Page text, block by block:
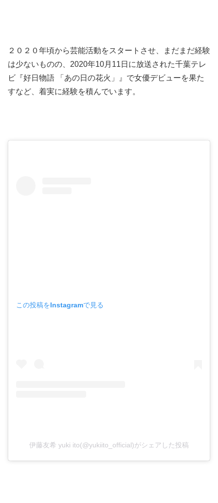
２０２０年頃から芸能活動をスタートさせ、まだまだ経験
は少ないものの、2020年10月11日に放送された千葉テレ
ビ『好日物語 「あの日の花火」』で女優デビューを果た
すなど、着実に経験を積んでいます。
この投稿をInstagramで見る
伊藤友希 yuki ito(@yukiito_official)がシェアした投稿